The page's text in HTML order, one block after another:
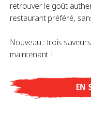
retrouver le goût
restaurant préféré,
Nouveau : trois
maintenant !
EN